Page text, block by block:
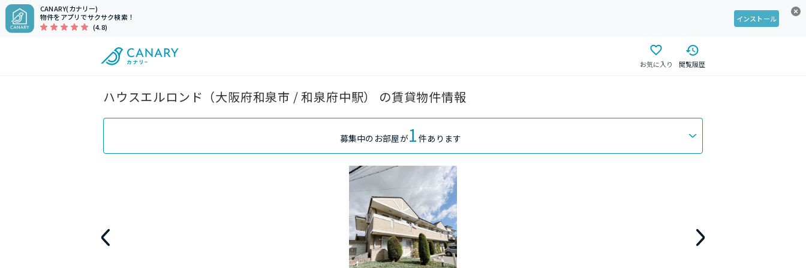
CANARY(カナリー)
物件をアプリでサクサク検索！
(4.8)
インストール
お気に入り 閲覧履歴
ハウスエルロンド（大阪府和泉市 / 和泉府中駅） の賃貸物件情報
募集中のお部屋が1 件あります